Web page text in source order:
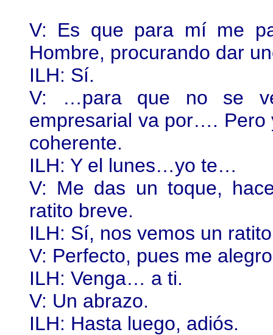
V: Es que para mí me
Hombre, procurando dar
ILH: Sí.
V: …para que no se
empresarial va por…. Pero
coherente.
ILH: Y el lunes…yo te…
V: Me das un toque,
ratito breve.
ILH: Sí, nos vemos un
V: Perfecto, pues me
ILH: Venga… a ti.
V: Un abrazo.
ILH: Hasta luego, adiós.